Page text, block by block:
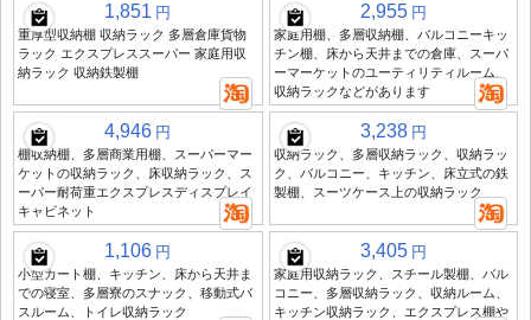
1,851 円
重厚型収納棚 収納ラック 多層倉庫貨物
ラック エクスプレススーパー 家庭用収
納ラック 収納鉄製棚
2,955 円
家庭用棚、多層収納棚、バルコニーキッ
チン棚、床から天井までの倉庫、スーパ
ーマーケットのユーティリティルーム、
収納ラックなどがあります
4,946 円
棚収納棚、多層商業用棚、スーパーマー
ケットの収納ラック、床収納ラック、ス
ーパー耐荷重エクスプレスディスプレイ
キャビネット
3,238 円
収納ラック、多層収納ラック、収納ラッ
ク、バルコニー、キッチン、床立式の鉄
製棚、スーツケース上の収納ラック
1,106 円
小型カート棚、キッチン、床から天井ま
での寝室、多層寮のスナック、移動式バ
スルーム、トイレ収納ラック
3,405 円
家庭用収納ラック、スチール製棚、バル
コニー、多層収納ラック、収納ルーム、
キッチン収納ラック、エクスプレス棚や